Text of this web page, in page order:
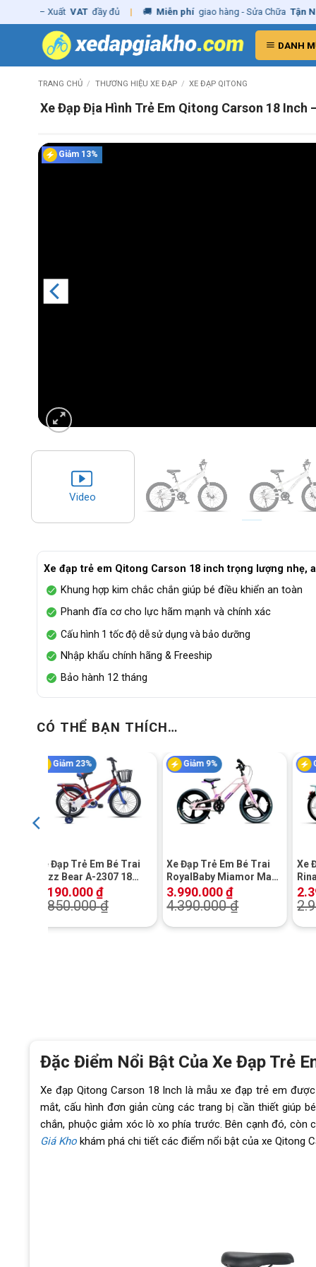
to
VAT đầy đủ | 🚚 Miễn phí giao hàng - Sửa Chữa Tận Nhà ✓
DANH
TRANG CHỦ / THƯƠNG HIỆU XE ĐẠP / XE ĐẠP QITONG
Xe Đạp Địa Hình Trẻ Em Qitong Carson 18 Inch
Giảm 13%
Video
Xe đạp trẻ em Qitong Carson 18 inch trọng lượng nhẹ,
Khung hợp kim chắc chắn giúp bé điều khiển an toàn
Phanh đĩa cơ cho lực hãm mạnh và chính xác
Cấu hình 1 tốc độ dễ sử dụng và bảo dưỡng
Nhập khẩu chính hãng & Freeship
Bảo hành 12 tháng
CÓ THỂ BẠN THÍCH…
Giảm 23%
Xe Đạp Trẻ Em Bé Trai
Jazz Bear A-2307 18
Inch
2.190.000₫
2.850.000₫
Giảm 9%
+
Xe Đạp Trẻ Em Bé Trai
RoyalBaby Miamor Mars
18 Inch (Vành Đúc)
3.990.000₫
4.390.000₫
+
Xe
Đặc Điểm Nổi Bật Của Xe Đạp Trẻ
Xe đạp Qitong Carson 18 Inch là mẫu xe đạp trẻ em
mắt, cấu hình đơn giản cùng các trang bị cần thiết giúp
chắn, phuộc giảm xóc lò xo phía trước. Bên cạnh đó,
Giá Kho khám phá chi tiết các điểm nổi bật của xe Qitong